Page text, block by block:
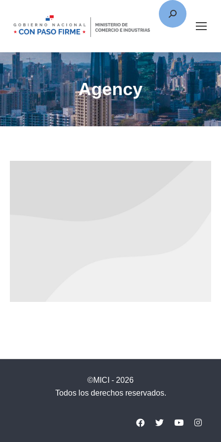
Agency
©MICI - 2026
Todos los derechos reservados.